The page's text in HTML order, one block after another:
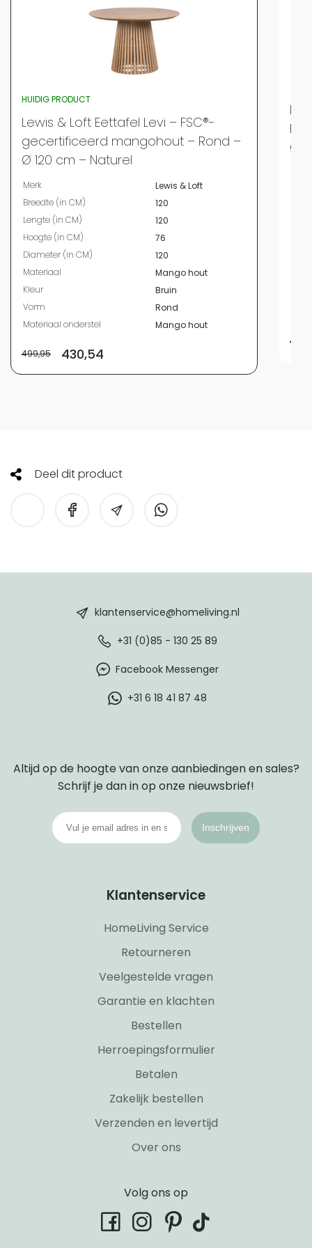
HUIDIG PRODUCT
Lewis & Loft Eettafel Levi – FSC®-
gecertificeerd mangohout – Rond –
Ø 120 cm – Naturel
Merk
Lewis & Loft
Breedte (in CM)
120
Lengte (in CM)
120
Hoogte (in CM)
76
Diameter (in CM)
120
Materiaal
Mango hout
Kleur
Bruin
Vorm
Rond
Materiaal onderstel
Mango hout
499,95 430,54
Deel dit product
klantenservice@homeliving.nl
+31 (0)85 - 130 25 89
Facebook Messenger
+31 6 18 41 87 48
Altijd op de hoogte van onze aanbiedingen en sales?
Schrijf je dan in op onze nieuwsbrief!
Inschrijven
Klantenservice
HomeLiving Service
Retourneren
Veelgestelde vragen
Garantie en klachten
Bestellen
Herroepingsformulier
Betalen
Zakelijk bestellen
Verzenden en levertijd
Over ons
Volg ons op
facebookinstagram
pinterest
tiktok